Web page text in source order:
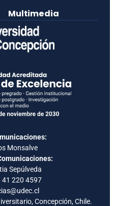
Multimedia
Monsalve
Sepúlveda
41 220 4597
Concepción, Chile.